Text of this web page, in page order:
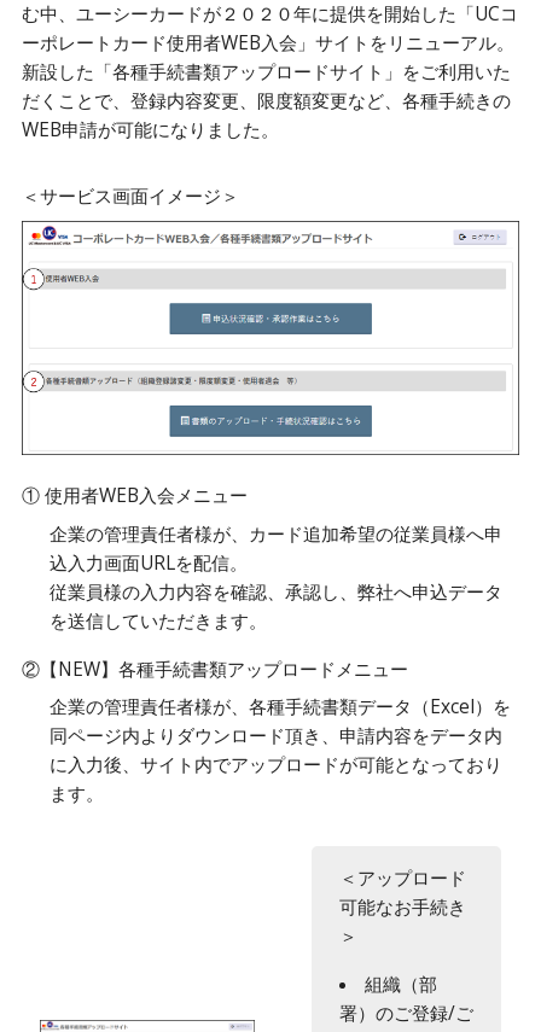
む中、ユーシーカードが２０２０年に提供を開始した「UCコ
ーポレートカード使用者WEB入会」サイトをリニューアル。
新設した「各種手続書類アップロードサイト」をご利用いた
だくことで、登録内容変更、限度額変更など、各種手続きの
WEB申請が可能になりました。
＜サービス画面イメージ＞
① 使用者WEB入会メニュー
企業の管理責任者様が、カード追加希望の従業員様へ申
込入力画面URLを配信。
従業員様の入力内容を確認、承認し、弊社へ申込データ
を送信していただきます。
②【NEW】各種手続書類アップロードメニュー
企業の管理責任者様が、各種手続書類データ（Excel）を
同ページ内よりダウンロード頂き、申請内容をデータ内
に入力後、サイト内でアップロードが可能となっており
ます。
＜アップロード
可能なお手続き
＞
組織（部
署）のご登録/ご